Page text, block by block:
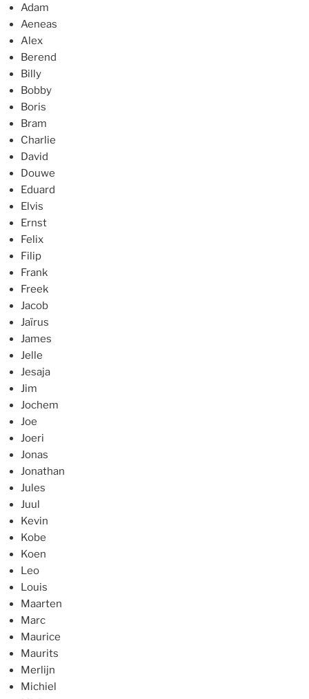
Adam
Aeneas
Alex
Berend
Billy
Bobby
Boris
Bram
Charlie
David
Douwe
Eduard
Elvis
Ernst
Felix
Filip
Frank
Freek
Jacob
Jaïrus
James
Jelle
Jesaja
Jim
Jochem
Joe
Joeri
Jonas
Jonathan
Jules
Juul
Kevin
Kobe
Koen
Leo
Louis
Maarten
Marc
Maurice
Maurits
Merlijn
Michiel